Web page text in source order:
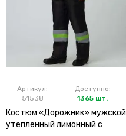
Артикул:
51538
Доступно:
1365 шт.
Костюм «Дорожник» мужской
утепленный лимонный с